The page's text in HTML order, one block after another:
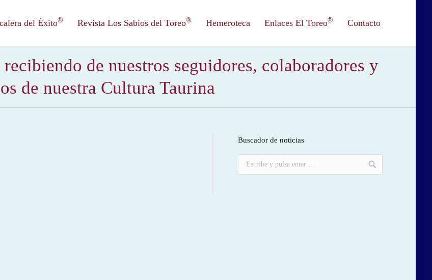
del Éxito® Revista Los Sabios del Toreo® Hemeroteca Enlaces El Toreo® Contacto
de nuestros seguidores, colaboradores y
de nuestra Cultura Taurina
Buscador de noticias